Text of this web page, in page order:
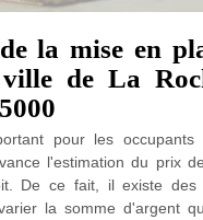
la mise en
de La
pour les occupants
l'estimation du prix
De ce fait, il existe
la somme d'argent